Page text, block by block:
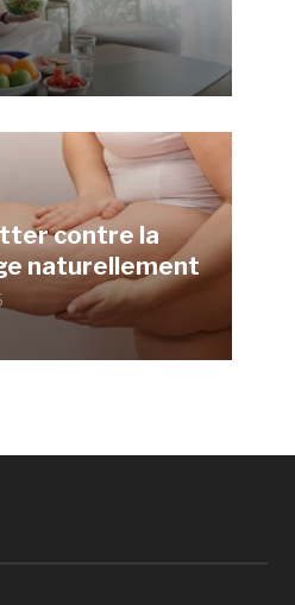
contre la
naturellement